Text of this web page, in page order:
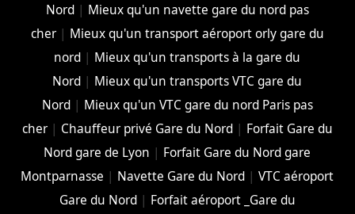
Nord| Mieux qu'un navette gare du nord pas
cher| Mieux qu'un transport aéroport orly gare du
nord | Mieux qu'un transports à la gare du
Nord | Mieux qu'un transports VTC gare du
Nord| Mieux qu'un VTC gare du nord Paris pas
cher| Chauffeur privé Gare du Nord| Forfait Gare du
Nord gare de Lyon | Forfait Gare du Nord gare
Montparnasse | Navette Gare du Nord |VTC aéroport
Gare du Nord| Forfait aéroport _Gare du